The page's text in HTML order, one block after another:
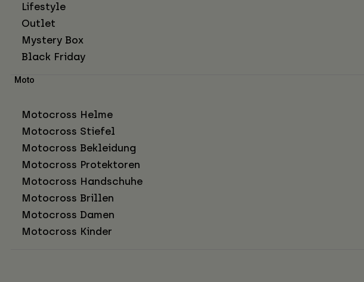
Lifestyle
Outlet
Mystery Box
Black Friday
Moto
Motocross Helme
Motocross Stiefel
Motocross Bekleidung
Motocross Protektoren
Motocross Handschuhe
Motocross Brillen
Motocross Damen
Motocross Kinder